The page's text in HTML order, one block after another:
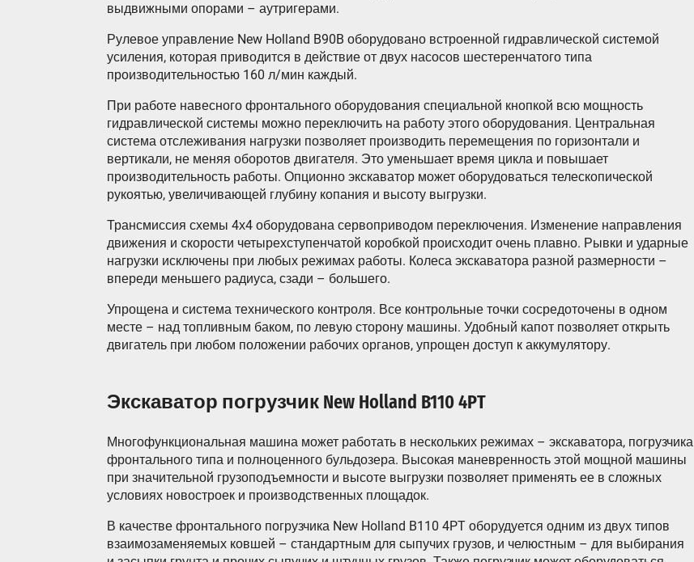
выдвижными опорами – аутригерами.
Рулевое управление New Holland B90B оборудовано встроенной гидравлической системой
усиления, которая приводится в действие от двух насосов шестеренчатого типа
производительностью 160 л/мин каждый.
При работе навесного фронтального оборудования специальной кнопкой всю мощность
гидравлической системы можно переключить на работу этого оборудования. Центральная
система отслеживания нагрузки позволяет производить перемещения по горизонтали и
вертикали, не меняя оборотов двигателя. Это уменьшает время цикла и повышает
производительность работы. Опционно экскаватор может оборудоваться телескопической
рукоятью, увеличивающей глубину копания и высоту выгрузки.
Трансмиссия схемы 4х4 оборудована сервоприводом переключения. Изменение направления
движения и скорости четырехступенчатой коробкой происходит очень плавно. Рывки и ударные
нагрузки исключены при любых режимах работы. Колеса экскаватора разной размерности –
впереди меньшего радиуса, сзади – большего.
Упрощена и система технического контроля. Все контрольные точки сосредоточены в одном
месте – над топливным баком, по левую сторону машины. Удобный капот позволяет открыть
двигатель при любом положении рабочих органов, упрощен доступ к аккумулятору.
Экскаватор погрузчик New Holland B110 4PT
Многофункциональная машина может работать в нескольких режимах – экскаватора, погрузчика
фронтального типа и полноценного бульдозера. Высокая маневренность этой мощной машины
при значительной грузоподъемности и высоте выгрузки позволяет применять ее в сложных
условиях новостроек и производственных площадок.
В качестве фронтального погрузчика New Holland B110 4PT оборудуется одним из двух типов
взаимозаменяемых ковшей – стандартным для сыпучих грузов, и челюстным – для выбирания